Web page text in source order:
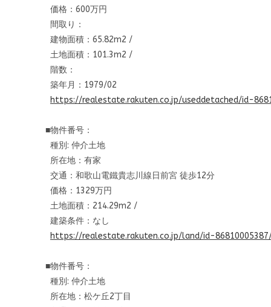
価格：600万円
間取り：
建物面積：65.82m2 /
土地面積：101.3m2 /
階数：
築年月：1979/02
https://realestate.rakuten.co.jp/useddetached/id-
■物件番号：
種別: 仲介土地
所在地：有家
交通：和歌山電鐵貴志川線日前宮 徒歩12分
価格：1329万円
土地面積：214.29m2 /
建築条件：なし
https://realestate.rakuten.co.jp/land/id-
■物件番号：
種別: 仲介土地
所在地：松ケ丘2丁目